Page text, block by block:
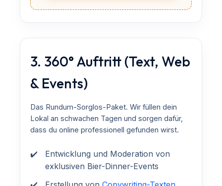
3. 360° Auftritt (Text, Web
& Events)
Das Rundum-Sorglos-Paket. Wir füllen dein
Lokal an schwachen Tagen und sorgen dafür,
dass du online professionell gefunden wirst.
Entwicklung und Moderation von
exklusiven Bier-Dinner-Events